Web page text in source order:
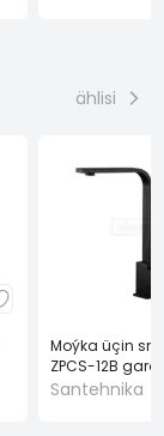
ählisi
Moýka üçin
ZPCS-12B gara
Santehnika